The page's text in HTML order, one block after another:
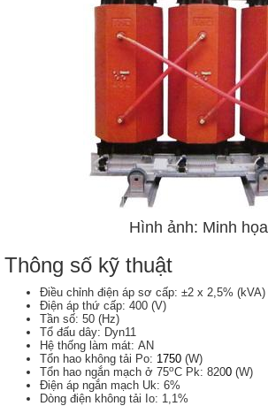
Hình ảnh: Minh họa
Thông số kỹ thuật
Điều chỉnh điện áp sơ cấp: ±2 x 2,5% (kVA)
Điện áp thứ cấp: 400 (V)
Tần số: 50 (Hz)
Tổ đấu dây: Dyn11
Hệ thống làm mát: AN
Tổn hao không tải Po: 1750 (W)
Tổn hao ngắn mạch ở 75oC Pk: 8200 (W)
Điện áp ngắn mạch Uk: 6%
​Dòng điện không tải Io: 1,1%